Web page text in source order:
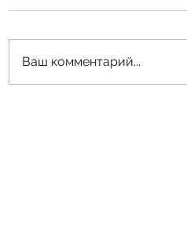
Ваш комментарий...